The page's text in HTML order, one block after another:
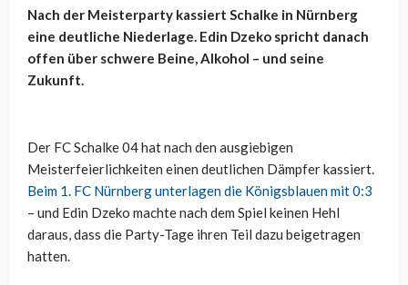
Nach der Meisterparty kassiert Schalke in Nürnberg
eine deutliche Niederlage. Edin Dzeko spricht danach
offen über schwere Beine, Alkohol – und seine
Zukunft.
Der FC Schalke 04 hat nach den ausgiebigen
Meisterfeierlichkeiten einen deutlichen Dämpfer kassiert.
Beim 1. FC Nürnberg unterlagen die Königsblauen mit 0:3
– und Edin Dzeko machte nach dem Spiel keinen Hehl
daraus, dass die Party-Tage ihren Teil dazu beigetragen
hatten.